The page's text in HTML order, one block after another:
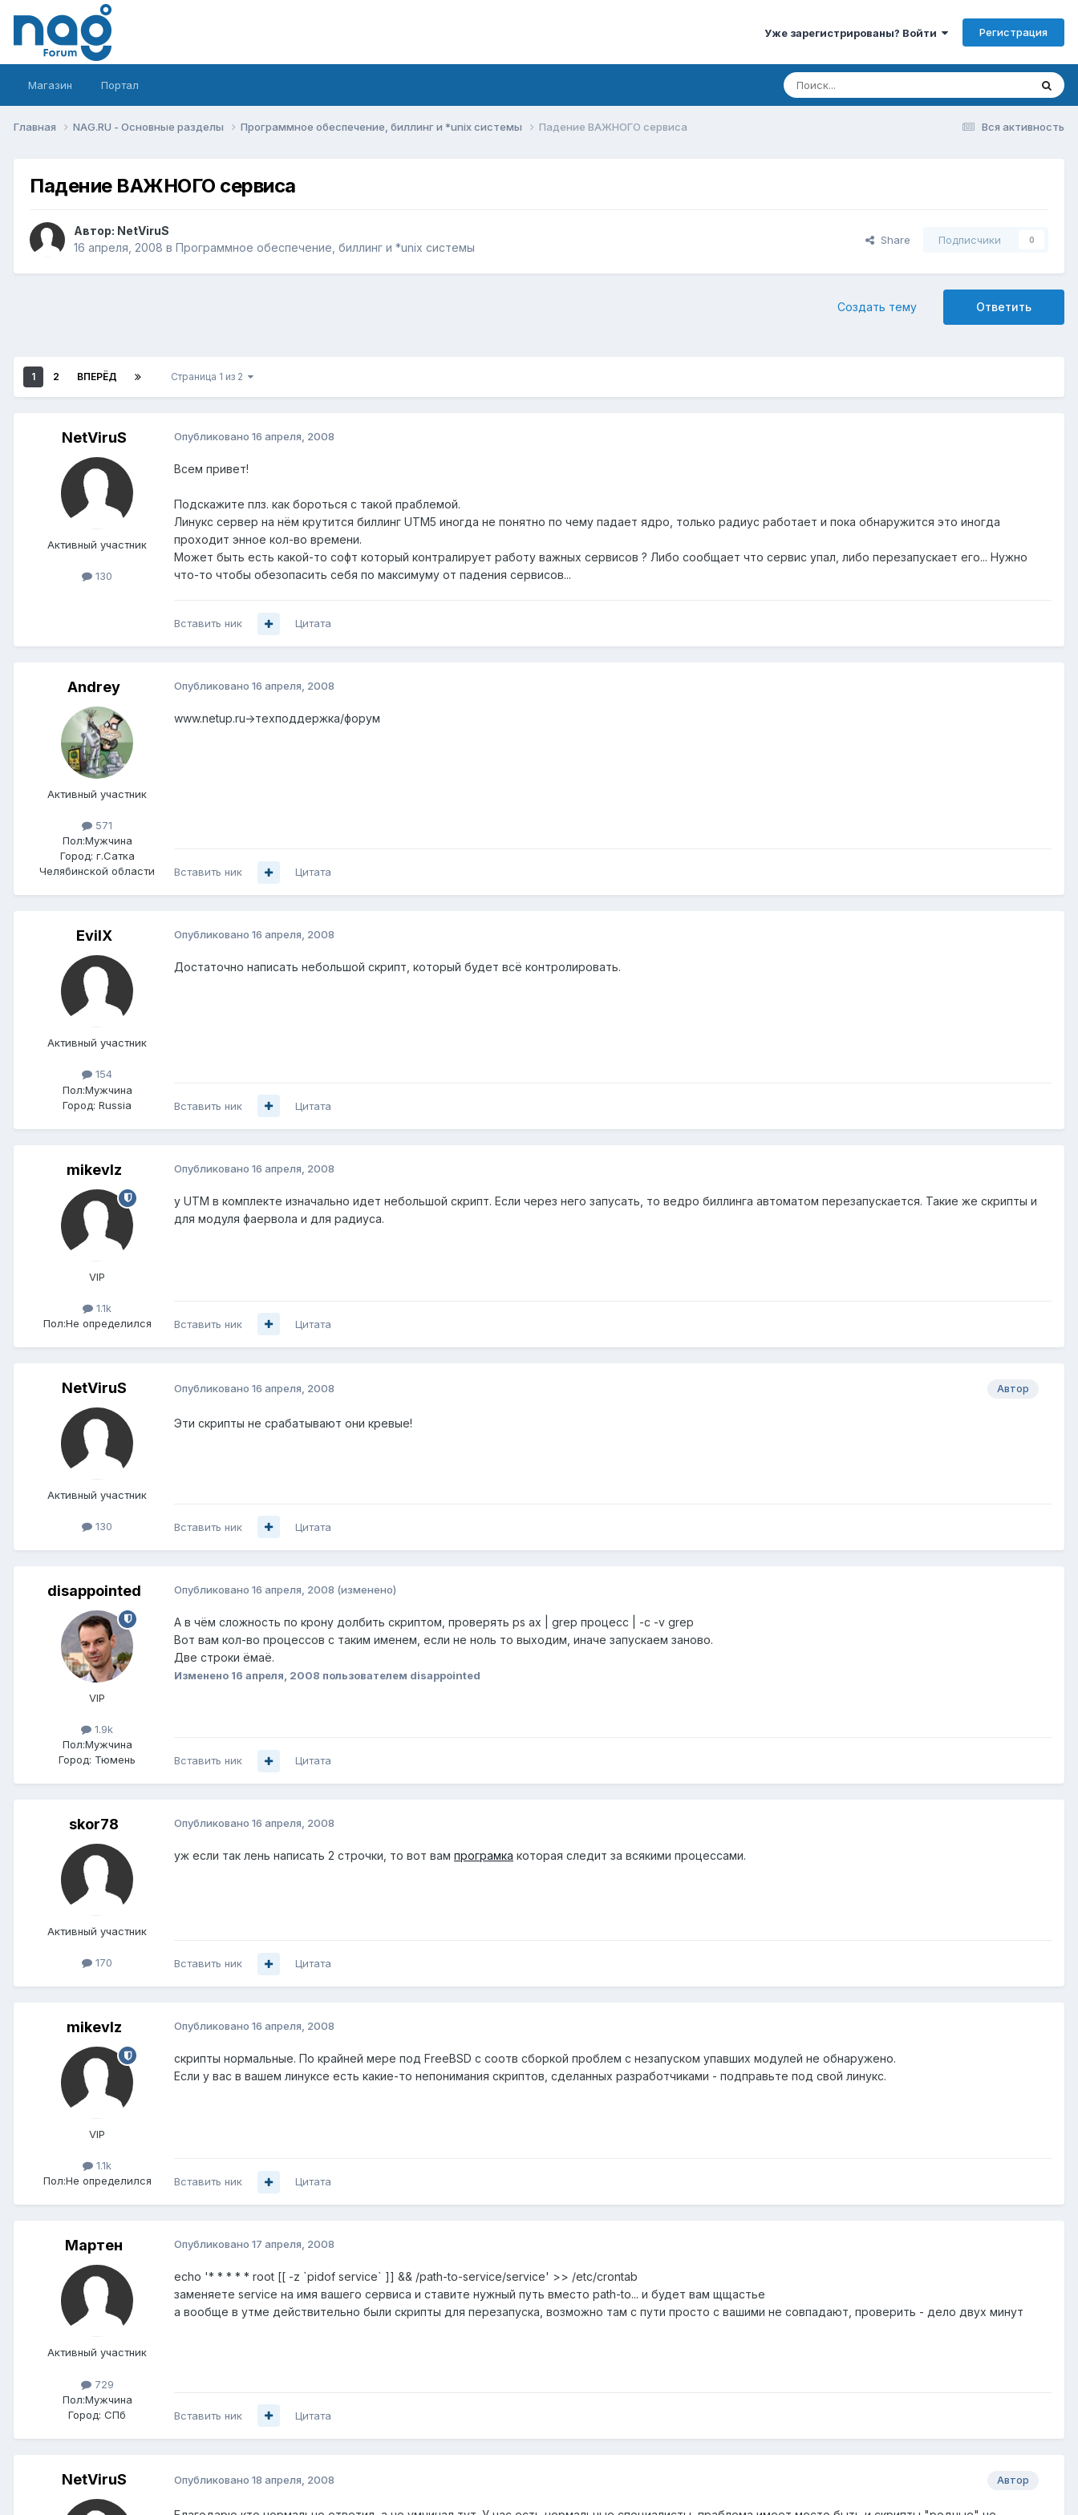
Уже зарегистрированы? Войти Регистрация
Магазин Портал
Вся активность
Главная NAG.RU - Основные разделы Программное обеспечение, биллинг и *unix системы Падение ВАЖНОГО сервиса
Падение ВАЖНОГО сервиса
Автор: NetViruS
16 апреля, 2008 в Программное обеспечение, биллинг и *unix системы
Share Подписчики 0
Ответить
Создать тему
1 2 ВПЕРЁД Страница 1 из 2
NetViruS
Активный участник
130
Опубликовано 16 апреля, 2008
Всем привет!
Подскажите плз. как бороться с такой праблемой.
Линукс сервер на нём крутится биллинг UTM5 иногда не понятно по чему падает ядро, только радиус работает и пока обнаружится это иногда
проходит энное кол-во времени.
Может быть есть какой-то софт который контралирует работу важных сервисов ? Либо сообщает что сервис упал, либо перезапускает его... Нужно
что-то чтобы обезопасить себя по максимуму от падения сервисов...
Вставить ник Цитата
Andrey
Активный участник
571
Пол:Мужчина
Город: г.Сатка
Челябинской области
Опубликовано 16 апреля, 2008
www.netup.ru->техподдержка/форум
Вставить ник Цитата
EvilX
Активный участник
154
Пол:Мужчина
Город: Russia
Опубликовано 16 апреля, 2008
Достаточно написать небольшой скрипт, который будет всё контролировать.
Вставить ник Цитата
mikevlz
VIP
1.1k
Пол:Не определился
Опубликовано 16 апреля, 2008
у UTM в комплекте изначально идет небольшой скрипт. Если через него запусать, то ведро биллинга автоматом перезапускается. Такие же скрипты и
для модуля фаервола и для радиуса.
Вставить ник Цитата
NetViruS
Активный участник
130
Автор
Опубликовано 16 апреля, 2008
Эти скрипты не срабатывают они кревые!
Вставить ник Цитата
disappointed
VIP
1.9k
Пол:Мужчина
Город: Тюмень
Опубликовано 16 апреля, 2008 (изменено)
А в чём сложность по крону долбить скриптом, проверять ps ax | grep процесс | -c -v grep
Вот вам кол-во процессов с таким именем, если не ноль то выходим, иначе запускаем заново.
Две строки ёмаё.
Изменено 16 апреля, 2008 пользователем disappointed
Вставить ник Цитата
skor78
Активный участник
170
Опубликовано 16 апреля, 2008
уж если так лень написать 2 строчки, то вот вам програмка которая следит за всякими процессами.
Вставить ник Цитата
mikevlz
VIP
1.1k
Пол:Не определился
Опубликовано 16 апреля, 2008
скрипты нормальные. По крайней мере под FreeBSD с соотв сборкой проблем с незапуском упавших модулей не обнаружено.
Если у вас в вашем линуксе есть какие-то непонимания скриптов, сделанных разработчиками - подправьте под свой линукс.
Вставить ник Цитата
Мартен
Активный участник
729
Пол:Мужчина
Город: СПб
Опубликовано 17 апреля, 2008
echo '* * * * * root [[ -z `pidof service` ]] && /path-to-service/service' >> /etc/crontab
заменяете service на имя вашего сервиса и ставите нужный путь вместо path-to... и будет вам щщастье
а вообще в утме действительно были скрипты для перезапуска, возможно там с пути просто с вашими не совпадают, проверить - дело двух минут
Вставить ник Цитата
NetViruS Автор
Опубликовано 18 апреля, 2008